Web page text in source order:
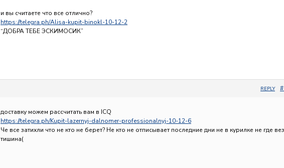
и вы считаете что все отлично?
https://telegra.ph/Alisa-kupit-binokl-10-12-2
“ДОБРА ТЕБЕ ЭСКИМОСИК”
REPLY
доставку можем рассчитать вам в ICQ
https://telegra.ph/Kupit-lazernyj-dalnomer-professionalnyj-10-12-6
Че все затихли что не кто не берет? Не кто не отписывает последние дни не в курилке не где
тишина(